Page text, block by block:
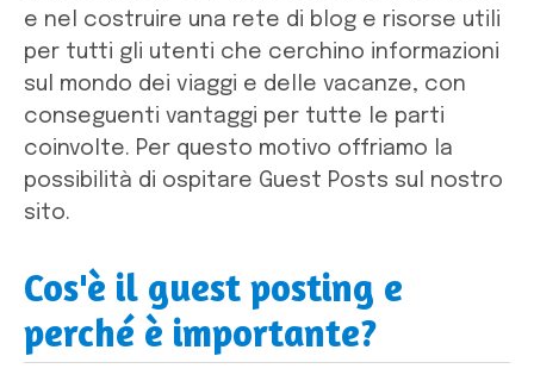
e nel costruire una rete di blog e risorse utili
per tutti gli utenti che cerchino informazioni
sul mondo dei viaggi e delle vacanze, con
conseguenti vantaggi per tutte le parti
coinvolte. Per questo motivo offriamo la
possibilità di ospitare Guest Posts sul nostro
sito.
Cos'è il guest posting e
perché è importante?